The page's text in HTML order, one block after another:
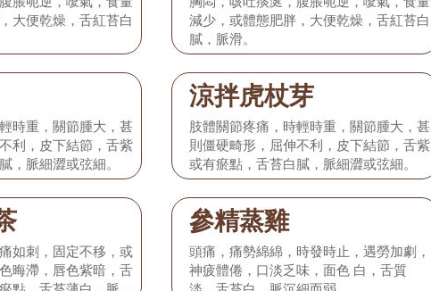
大便乾燥，舌紅苔白
減少，或體態肥胖，大便乾燥，舌紅苔白
膩，脈滑。
時重，關節腫大，甚
利，皮下結節，舌紫
，脈細澀或弦細。
涼拌虎杖芽
肢體關節疼痛，時輕時重，關節腫大，甚
則僵硬畸形，屈伸不利，皮下結節，舌紫
或有瘀點，舌苔白膩，脈細澀或弦細。
如刺，固定不移，或
晦滯，唇色紫暗，舌
參精蒸雞
頭痛，痛勢綿綿，時發時止，遇勞加劇，
神疲體倦，口淡乏味，面色 白，舌質